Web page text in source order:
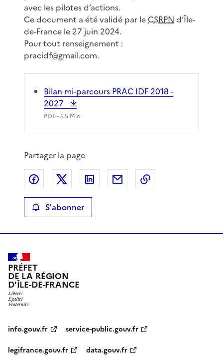
avec les pilotes d’actions.
Ce document a été validé par le CSRPN d’Île-
de-France le 27 juin 2024.
Pour tout renseignement :
pracidf@gmail.com.
Bilan mi-parcours PRAC IDF 2018 -
2027
PDF- 5.5 Mio
Partager la page
Partager sur Facebook
Partager sur XPartager sur LinkedIn
Partager par email
S'abonner
PRÉFET
DE LA RÉGION
D'ÎLE-DE-FRANCE
info.gouv.fr
service-public.gouv.fr
legifrance.gouv.fr
data.gouv.fr